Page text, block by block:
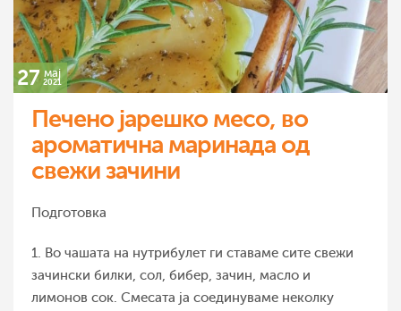
27 мај
2021
Печено јарешко месо, во
ароматична маринада од
свежи зачини
Подготовка
1. Во чашата на нутрибулет ги ставаме сите свежи
зачински билки, сол, бибер, зачин, масло и
лимонов сок. Смесата ја соединуваме неколку